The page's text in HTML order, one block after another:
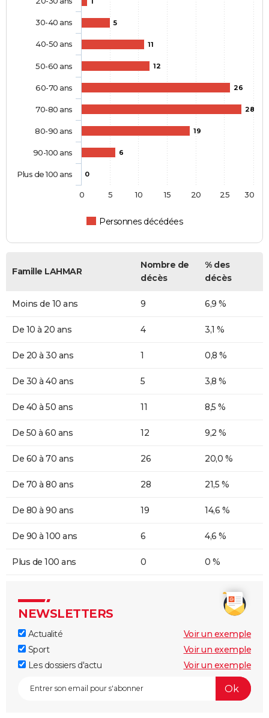
5
11
12
26
28
19
6
0
Personnes décédées
30-40 ans
40-50 ans
50-60 ans
60-70 ans
70-80 ans
80-90 ans
90-100 ans
Plus de 100 ans
0 5 10 15 20 25 30
Famille LAHMAR
Nombre de
décès
% des
décès
Moins de 10 ans 9 6,9 %
De 10 à 20 ans 4 3,1 %
De 20 à 30 ans 1 0,8 %
De 30 à 40 ans 5 3,8 %
De 40 à 50 ans 11 8,5 %
De 50 à 60 ans 12 9,2 %
De 60 à 70 ans 26 20,0 %
De 70 à 80 ans 28 21,5 %
De 80 à 90 ans 19 14,6 %
De 90 à 100 ans 6 4,6 %
Plus de 100 ans 0 0 %
NEWSLETTERS
Actualité
Voir un exemple
Sport
Voir un exemple
Les dossiers d'actu
Voir un exemple